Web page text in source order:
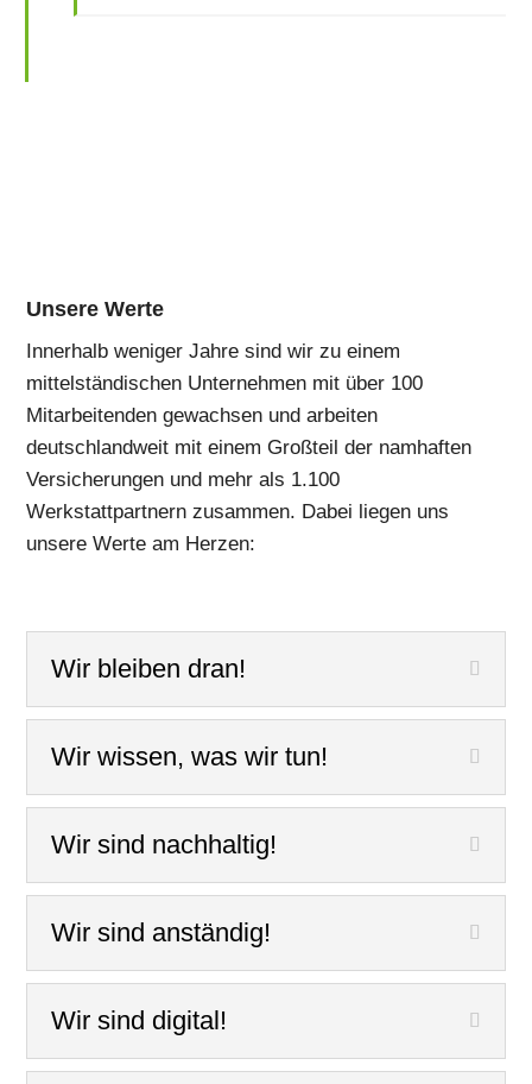
Unsere Werte
Innerhalb weniger Jahre sind wir zu einem
mittelständischen Unternehmen mit über 100
Mitarbeitenden gewachsen und arbeiten
deutschlandweit mit einem Großteil der namhaften
Versicherungen und mehr als 1.100
Werkstattpartnern zusammen. Dabei liegen uns
unsere Werte am Herzen:
Wir bleiben dran!
Wir wissen, was wir tun!
Wir sind nachhaltig!
Wir sind anständig!
Wir sind digital!